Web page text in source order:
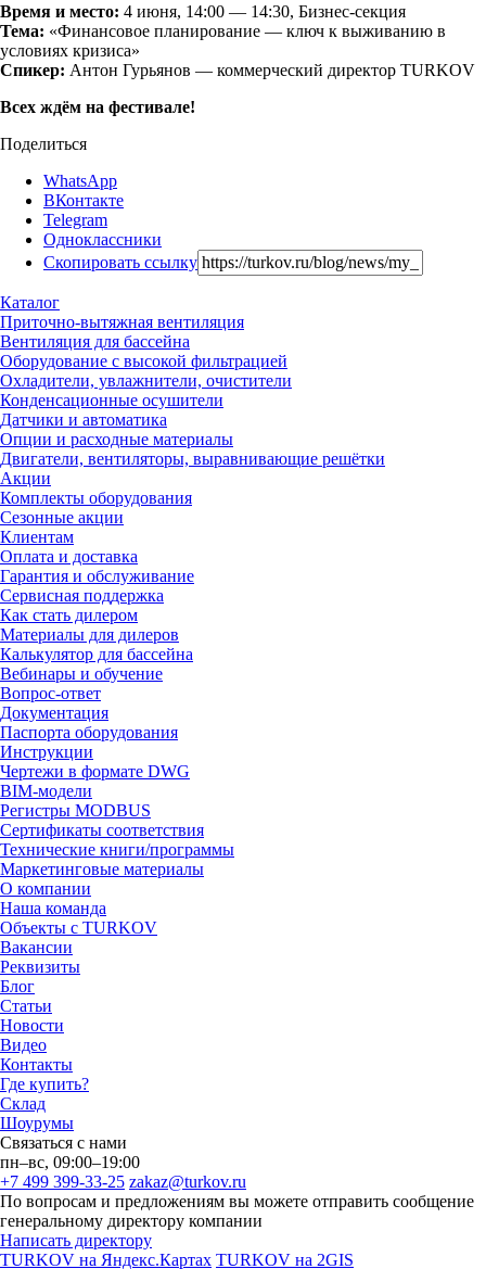
Время и место: 4 июня, 14:00 — 14:30, Бизнес-секция
Тема: «Финансовое планирование — ключ к выживанию в
условиях кризиса»
Спикер: Антон Гурьянов — коммерческий директор TURKOV
Всех ждём на фестивале!
Поделиться
WhatsApp
ВКонтакте
Telegram
Одноклассники
Скопировать ссылку
Каталог
Приточно-вытяжная вентиляция
Вентиляция для бассейна
Оборудование с высокой фильтрацией
Охладители, увлажнители, очистители
Конденсационные осушители
Датчики и автоматика
Опции и расходные материалы
Двигатели, вентиляторы, выравнивающие решётки
Акции
Комплекты оборудования
Сезонные акции
Клиентам
Оплата и доставка
Гарантия и обслуживание
Сервисная поддержка
Как стать дилером
Материалы для дилеров
Калькулятор для бассейна
Вебинары и обучение
Вопрос-ответ
Документация
Паспорта оборудования
Инструкции
Чертежи в формате DWG
BIM-модели
Регистры MODBUS
Сертификаты соответствия
Технические книги/программы
Маркетинговые материалы
О компании
Наша команда
Объекты с TURKOV
Вакансии
Реквизиты
Блог
Статьи
Новости
Видео
Контакты
Где купить?
Склад
Шоурумы
Связаться с нами
пн–вс, 09:00–19:00
+7 499 399-33-25 zakaz@turkov.ru
По вопросам и предложениям вы можете отправить сообщение
генеральному директору компании
Написать директору
TURKOV на Яндекс.Картах TURKOV на 2GIS